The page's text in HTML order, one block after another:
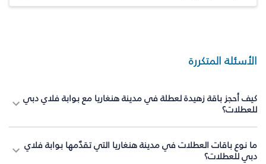
الأسئلة المتكررة
كيف أحجز باقة زهيدة لعطلة في مدينة هنغاريا مع بوابة فلاي دبي
للعطلات؟
ما نوع باقات العطلات في مدينة هنغاريا التي تقدّمها بوابة فلاي
دبي للعطلات؟